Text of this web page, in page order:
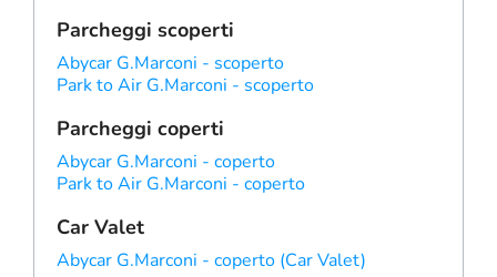
Parcheggi scoperti
Abycar G.Marconi - scoperto
Park to Air G.Marconi - scoperto
Parcheggi coperti
Abycar G.Marconi - coperto
Park to Air G.Marconi - coperto
Car Valet
Abycar G.Marconi - coperto (Car Valet)